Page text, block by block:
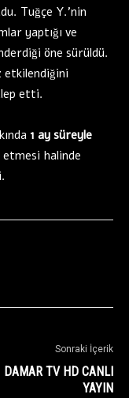
Tuğçe Y.’nin
yaptığı ve
öne sürüldü.
etkilendiğini
etti.
1 ay süreyle
etmesi halinde
Sonraki İçerik
DAMAR TV HD CANLI
YAYIN